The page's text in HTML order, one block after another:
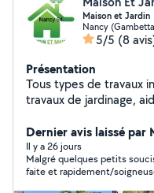
Maison et Jardin
Nancy
5/5 (8
Présentation
Tous types de travaux
travaux de jardinage,
alentours. Cordialement
Dernier avis laissé par
Il y a 26 jours
Malgré quelques petits
faite et rapidement/